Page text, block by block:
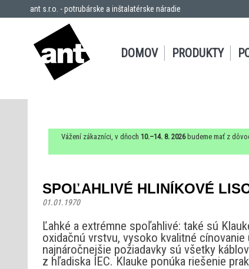
ant s.r.o. - potrubárske a inštalatérske náradie
DOMOV PRODUKTY
Vážení zákazníci, v dňoch 10.–14. 8. 2026budeme mať z
SPOĽAHLIVÉ HLINÍKOVÉ
01.01.1970
Ľahké a extrémne spoľahlivé: také sú
oxidačnú vrstvu, vysoko kvalitné
najnáročnejšie požiadavky sú všetky
z hľadiska IEC. Klauke ponúka riešenie